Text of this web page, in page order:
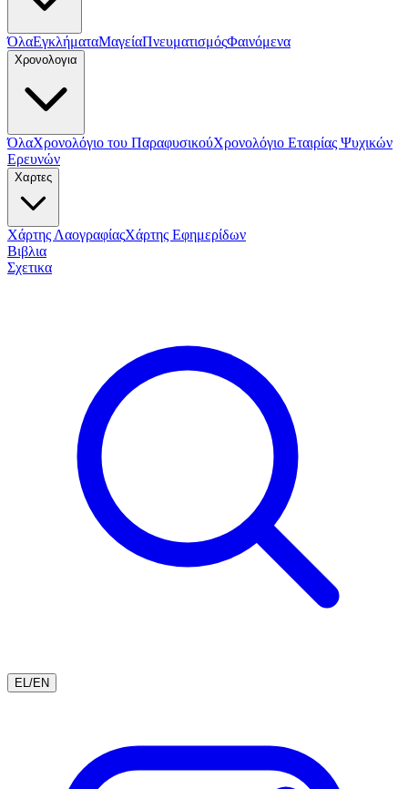
ΌλαΕγκλήματαΜαγείαΠνευματισμόςΦαινόμενα
Χρονολογια
ΌλαΧρονολόγιο του ΠαραφυσικούΧρονολόγιο Εταιρίας Ψυχικών
Ερευνών
Χαρτες
Χάρτης ΛαογραφίαςΧάρτης Εφημερίδων
Βιβλια
Σχετικα
EL/EN